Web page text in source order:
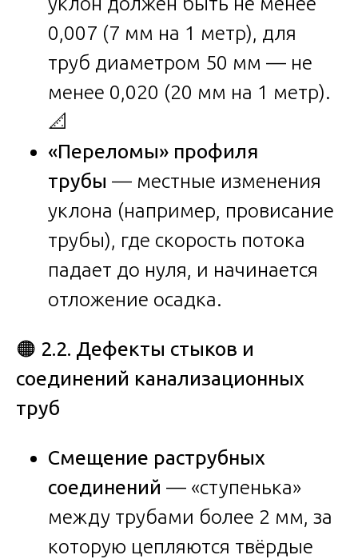
0,007 (7 мм на 1 метр), для
труб диаметром 50 мм — не
менее 0,020 (20 мм на 1 метр).
📐
«Переломы» профиля
трубы — местные изменения
уклона (например, провисание
трубы), где скорость потока
падает до нуля, и начинается
отложение осадка.
🟠 2.2. Дефекты стыков и
соединений канализационных
труб
Смещение раструбных
соединений — «ступенька»
между трубами более 2 мм, за
которую цепляются твёрдые